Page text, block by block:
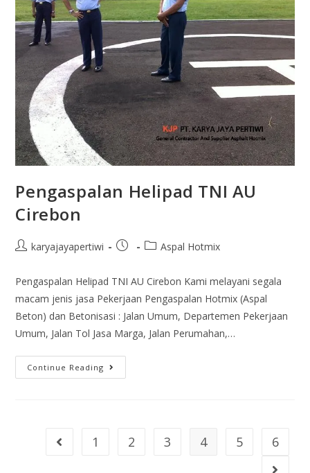
Pengaspalan Helipad TNI AU
Cirebon
karyajayapertiwi Aspal Hotmix
Pengaspalan Helipad TNI AU Cirebon Kami melayani segala
macam jenis jasa Pekerjaan Pengaspalan Hotmix (Aspal
Beton) dan Betonisasi : Jalan Umum, Departemen Pekerjaan
Umum, Jalan Tol Jasa Marga, Jalan Perumahan,…
Continue Reading
1 2 3 4 5 6